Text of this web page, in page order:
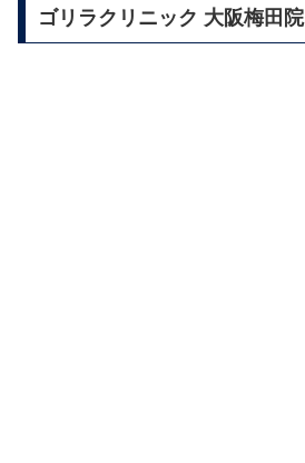
ゴリラクリニック 大阪梅田院